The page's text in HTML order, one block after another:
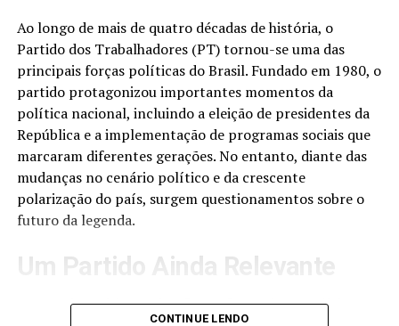
das discussões envolvendo o movimento.
Para seus apoiadores, o bolsonarismo representa a
defesa de valores conservadores, patriotismo e maior
participação popular na política. Já seus críticos
afirmam que determinadas posturas do movimento
podem contribuir para o aumento da polarização e
dificultar o diálogo entre diferentes correntes
ideológicas.
Perspectivas Futuras
brasileira nos próximos anos, independentemente da
Ao longo de mais de quatro décadas de história, o
Partido dos Trabalhadores (PT) tornou-se uma das
principais forças políticas do Brasil. Fundado em 1980, o
partido protagonizou importantes momentos da
política nacional, incluindo a eleição de presidentes da
República e a implementação de programas sociais que
marcaram diferentes gerações. No entanto, diante das
mudanças no cenário político e da crescente
polarização do país, surgem questionamentos sobre o
futuro da legenda.
Um Partido Ainda Relevante
Apesar das críticas e desafios enfrentados nos últimos
CONTINUE LENDO